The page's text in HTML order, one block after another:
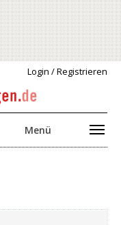
Login / Registrieren
Menü